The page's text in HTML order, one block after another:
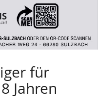
für
Jahren